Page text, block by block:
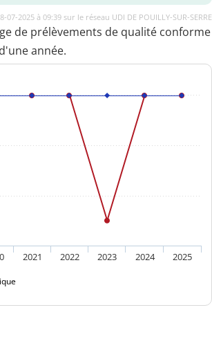
2025 à 09:39 sur le réseau UDI DE POUILLY-SUR-SERRE
de prélèvements de qualité conforme
année.
2021 2022 2023 2024 2025